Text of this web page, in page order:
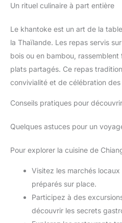
Un rituel culinaire à part entière
Le khantoke est un art de la
la Thaïlande. Les repas servis
bois ou en bambou,
plats partagés. Ce repas
convivialité et de célébration des
Conseils pratiques pour
Quelques astuces pour un
Pour explorer la cuisine de
Visitez les marchés
préparés sur place.
Participez à des
découvrir les secrets